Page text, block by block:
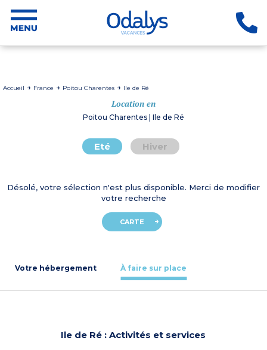
Accueil France Poitou Charentes Ile de Ré
Location en
Poitou Charentes | Ile de Ré
Eté Hiver
Désolé, votre sélection n'est plus disponible. Merci de modifier
votre recherche
CARTE
Votre hébergement À faire sur place
Ile de Ré : Activités et services